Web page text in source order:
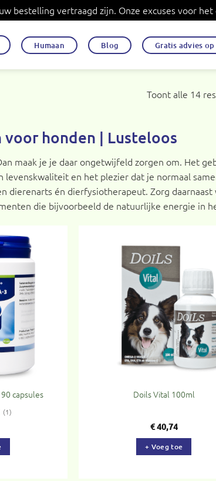
bestelling vertraagd zijn. Onze excuses voor het
Humaan Blog Gratis advies op
Toont alle 14
voor honden | Lusteloos
maak je je daar ongetwijfeld zorgen om. Het
levenskwaliteit en het plezier dat je normaal
dierenarts én dierfysiotherapeut. Zorg
die bijvoorbeeld de natuurlijke energie in
aan
verlanglijst
capsules
(1)
aan
Doils Vital 100ml
€40,74
+ Voeg toe